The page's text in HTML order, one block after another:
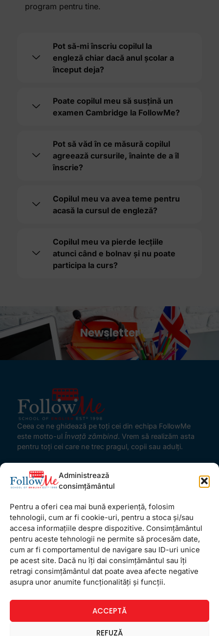
Administrează
consimțământul
Pentru a oferi cea mai bună experiență, folosim
tehnologii, cum ar fi cookie-uri, pentru a stoca și/sau
accesa informațiile despre dispozitive. Consimțământul
pentru aceste tehnologii ne permite să procesăm date,
cum ar fi comportamentul de navigare sau ID-uri unice
pe acest site. Dacă nu îți dai consimțământul sau îți
retragi consimțământul dat poate avea afecte negative
asupra unor anumite funcționalități și funcții.
ACCEPTĂ
REFUZĂ
program pentru tine.
Pot să-mi înscriu copilul la
engleză chiar dacă anul școlar a
început deja?
Poate copilul meu să susțină un
examen Cambridge la FollowMe?
Pot să văd în ce măsură copilul
agreează cursurile, înainte de a îl
înscrie?
Copilul meu va avea teme pentru
acasă la cursul de engleză?
Copilul meu va pierde lecțiile
atunci când e bolnav și nu poate
participa la curs?
Newsletter
Ceea ce ne ghidează pe toţi cei din echipa FollowMe
este motto-ul Învaţă zâmbind. Vrem să realizăm asta
pentru toţi cei care ne trec pragul, copii sau adulţi.
Locații
FollowMe Dr. Taberei
FollowMe Titan
FollowMe Vitan
Informații Utile
Regulament FollowMe
Structură an școlar
Contact
Testimoniale
GDPR
Politica de confidențialitate